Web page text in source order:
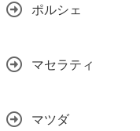
ポルシェ
マセラティ
マツダ